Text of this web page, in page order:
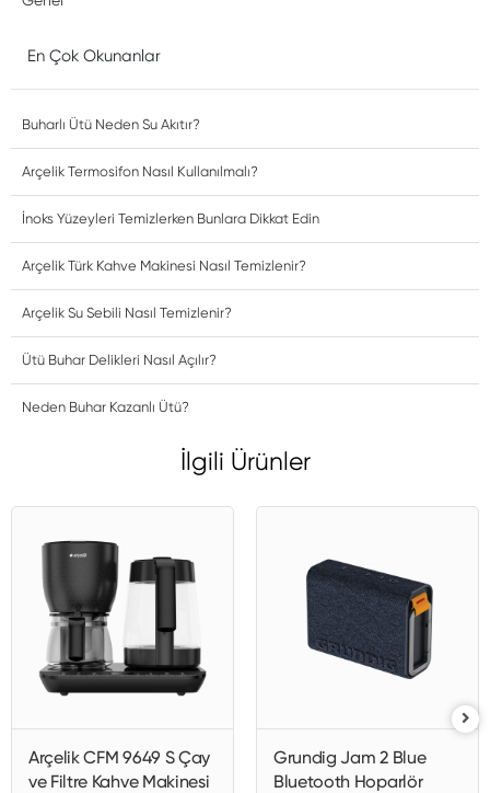
En Çok Okunanlar
Buharlı Ütü Neden Su Akıtır?
Arçelik Termosifon Nasıl Kullanılmalı?
İnoks Yüzeyleri Temizlerken Bunlara Dikkat Edin
Arçelik Türk Kahve Makinesi Nasıl Temizlenir?
Arçelik Su Sebili Nasıl Temizlenir?
Ütü Buhar Delikleri Nasıl Açılır?
Neden Buhar Kazanlı Ütü?
İlgili Ürünler
Arçelik CFM 9649 S Çay
ve Filtre Kahve Makinesi
Grundig Jam 2 Blue
Bluetooth Hoparlör